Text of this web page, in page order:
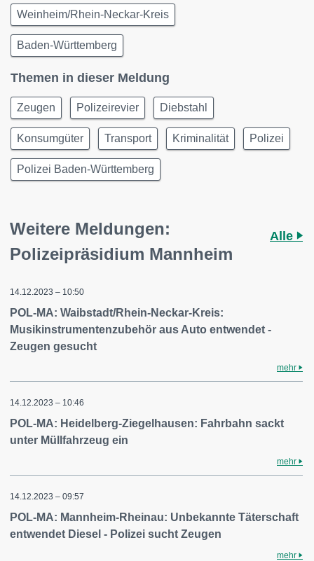
Weinheim/Rhein-Neckar-Kreis
Baden-Württemberg
Themen in dieser Meldung
Zeugen Polizeirevier Diebstahl
Konsumgüter Transport Kriminalität Polizei
Polizei Baden-Württemberg
Weitere Meldungen:
Polizeipräsidium Mannheim
Alle
14.12.2023 – 10:50
POL-MA: Waibstadt/Rhein-Neckar-Kreis:
Musikinstrumentenzubehör aus Auto entwendet -
Zeugen gesucht
mehr
14.12.2023 – 10:46
POL-MA: Heidelberg-Ziegelhausen: Fahrbahn sackt
unter Müllfahrzeug ein
mehr
14.12.2023 – 09:57
POL-MA: Mannheim-Rheinau: Unbekannte Täterschaft
entwendet Diesel - Polizei sucht Zeugen
mehr